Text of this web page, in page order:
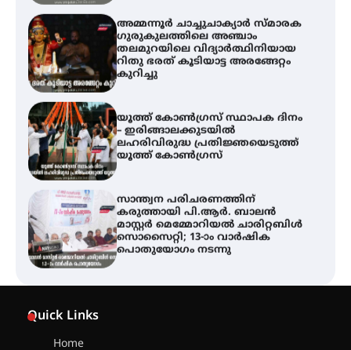
അമ്മന്നൂർ ചാച്ചുചാക്യാർ സ്മാരക
ഗുരുകുലത്തിലെ അഞ്ചാം
തലമുറയിലെ വിദ്യാർത്ഥിനിയായ
റിതു ഭരത് കൂടിയാട്ട അരങ്ങേറ്റം
കുറിച്ചു
യൂത്ത് കോൺഗ്രസ്‌ സ്ഥാപക ദിനം
– ഇരിങ്ങാലക്കുടയിൽ
ലഹരിവിരുദ്ധ പ്രതിജ്ഞയെടുത്ത്
യൂത്ത് കോൺഗ്രസ്
സാന്ത്വന പരിചരണത്തിന്
കരുത്തായി പി.ആർ. ബാലൻ
മാസ്റ്റർ മെമ്മോറിയൽ ചാരിറ്റബിൾ
സൊസൈറ്റി; 13-ാം വാർഷിക
പൊതുയോഗം നടന്നു
Quick Links
Home